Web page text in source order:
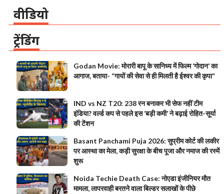
वीडियो
ट्रेंडिंग
Godan Movie: मोरारी बापू के सानिध्य में फिल्म ‘गोदान’ का
आगाज, बताया- “गायों की सेवा से ही मिलती है ईश्वर की कृपा”
IND vs NZ T20: 238 रन बनाकर भी सेफ नहीं टीम
इंडिया? वर्ल्ड कप से पहले इस ‘बड़ी कमी’ ने बढ़ाई रोहित-सूर्या
की टेंशन
Basant Panchami Puja 2026: सुप्रीम कोर्ट की लकीर
पर आस्था का मेला, कड़ी सुरक्षा के बीच पूजा और नमाज की रस्में
शुरू
Noida Techie Death Case: नोएडा इंजीनियर मौत
मामला, लापरवाही बरतने वाला बिल्डर सलाखों के पीछे